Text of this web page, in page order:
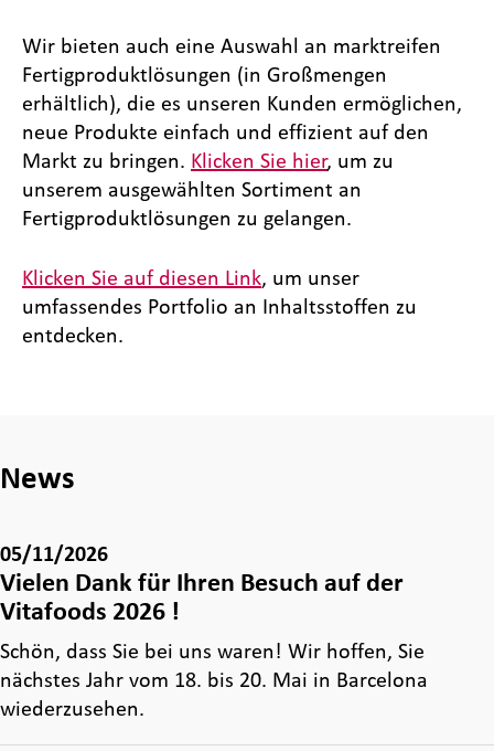
Wir bieten auch eine Auswahl an marktreifen
Fertigproduktlösungen (in Großmengen
erhältlich), die es unseren Kunden ermöglichen,
neue Produkte einfach und effizient auf den
Markt zu bringen. Klicken Sie hier, um zu
unserem ausgewählten Sortiment an
Fertigproduktlösungen zu gelangen.
Klicken Sie auf diesen Link, um unser
umfassendes Portfolio an Inhaltsstoffen zu
entdecken.
News
05/11/2026
Vielen Dank für Ihren Besuch auf der
Vitafoods 2026 !
Schön, dass Sie bei uns waren! Wir hoffen, Sie
nächstes Jahr vom 18. bis 20. Mai in Barcelona
wiederzusehen.